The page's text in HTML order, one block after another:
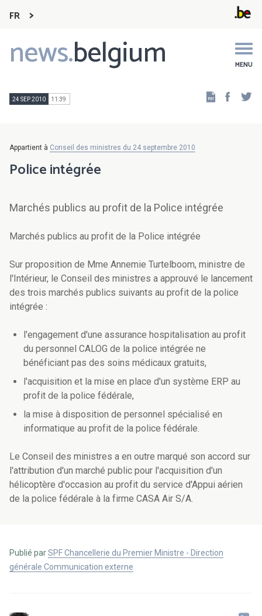
FR
news.belgium MENU
Main
navigation
24 SEP 2010 11:39
Appartient à Conseil des ministres du 24 septembre 2010
Police intégrée
Marchés publics au profit de la Police intégrée
Marchés publics au profit de la Police intégrée
Sur proposition de Mme Annemie Turtelboom, ministre de
l'Intérieur, le Conseil des ministres a approuvé le lancement
des trois marchés publics suivants au profit de la police
intégrée :
l'engagement d'une assurance hospitalisation au profit
du personnel CALOG de la police intégrée ne
bénéficiant pas des soins médicaux gratuits,
l'acquisition et la mise en place d'un système ERP au
profit de la police fédérale,
la mise à disposition de personnel spécialisé en
informatique au profit de la police fédérale.
Le Conseil des ministres a en outre marqué son accord sur
l'attribution d'un marché public pour l'acquisition d'un
hélicoptère d'occasion au profit du service d'Appui aérien
de la police fédérale à la firme CASA Air S/A.
Publié parSPF Chancellerie du Premier Ministre - Direction
générale Communication externe